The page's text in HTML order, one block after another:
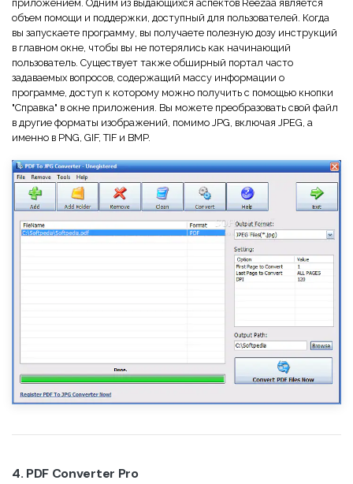
приложением. Одним из выдающихся аспектов Reezaa является
объем помощи и поддержки, доступный для пользователей. Когда
вы запускаете программу, вы получаете полезную дозу инструкций
в главном окне, чтобы вы не потерялись как начинающий
пользователь. Существует также обширный портал часто
задаваемых вопросов, содержащий массу информации о
программе, доступ к которому можно получить с помощью кнопки
"Справка" в окне приложения. Вы можете преобразовать свой файл
в другие форматы изображений, помимо JPG, включая JPEG, а
именно в PNG, GIF, TIF и BMP.
4. PDF Converter Pro